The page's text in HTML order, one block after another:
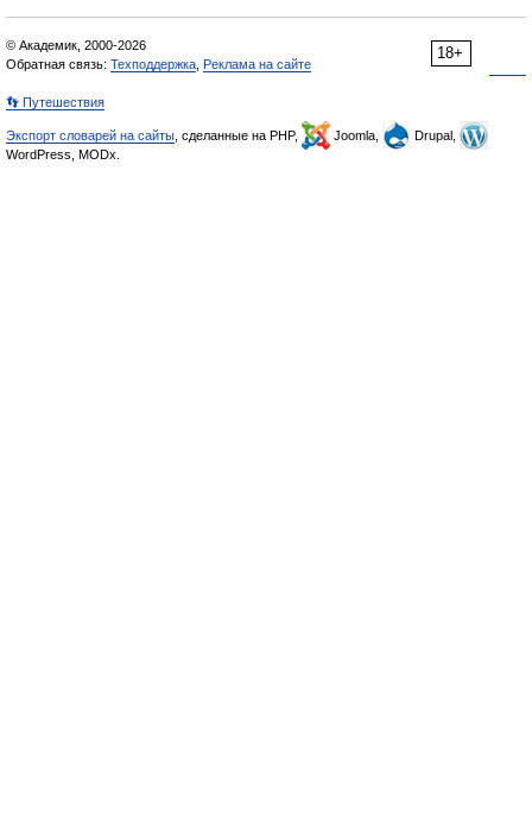
18+
© Академик, 2000-2026
Обратная связь: Техподдержка Реклама на сайте
👣 Путешествия
Экспорт словарей на сайты , сделанные на PHP, Joomla,
Drupal,
WordPress, MODx.